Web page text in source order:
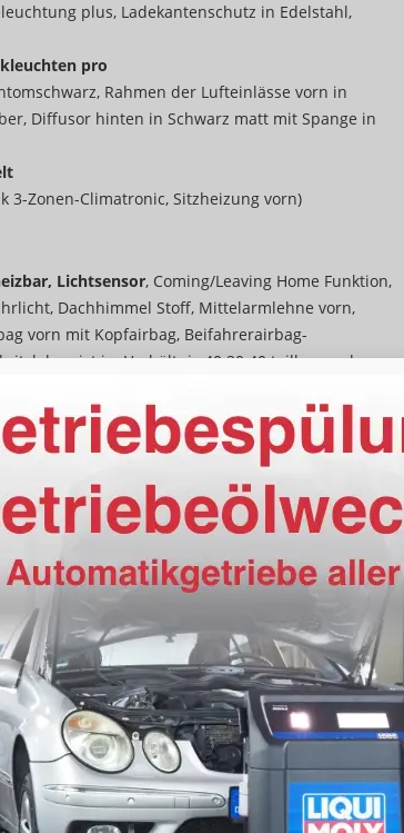
plus, Ladekantenschutz in Edelstahl,
pro
Rahmen der Lufteinlässe vorn in
Diffusor hinten in Schwarz matt mit Spange in
3-Zonen-Climatronic, Sitzheizung vorn)
Lichtsensor, Coming/Leaving Home Funktion,
Dachhimmel Stoff, Mittelarmlehne vorn,
vorn mit Kopfairbag, Beifahrerairbag-
ist im Verhältnis 40:20:40 teilbar und
Audi connect Notruf & Service mit Audi
Control,
Audi virtual Cockpit plus(11,9 Zoll
plus, Audi connect Navigation & Infotainment,
und Subwoofer),Digitaler
plus mit MMI touch(Touchscreen),Audi
Servolenkung,Heckklappe elektrisch,
Front Assist inkl. City-Notbremsfunktion,
Reifendruckkontrolle, Scheibenbremsen vorn und
mit Notfallassistent,
mit induktionsladen für Smartphones
, Wegfahrsperre,Fensterheber elektrisch, Start-
Innenraumfilter, Laderaumabdeckung, ABS, ASR,